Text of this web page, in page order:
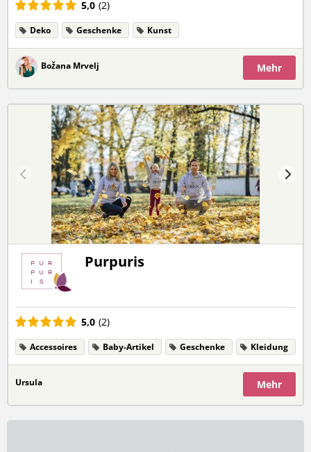
5,0 (2)
Deko Geschenke Kunst
Božana Mrvelj Mehr
Purpuris
5,0 (2)
Accessoires Baby-Artikel Geschenke Kleidung
Ursula Mehr